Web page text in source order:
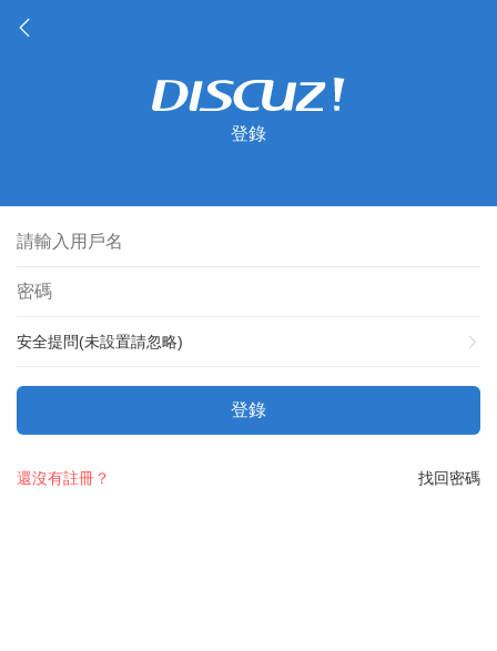
登錄
安全提問(未設置請忽略)
登錄
找回密碼
還沒有註冊？